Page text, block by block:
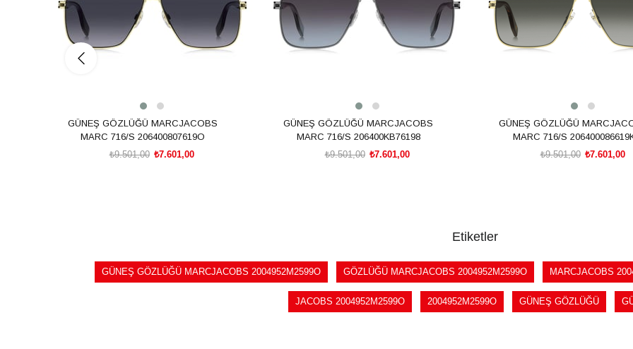
GÜNEŞ GÖZLÜĞÜ MARCJACOBS
MARC 716/S 206400807619O
₺7.601,00
₺9.501,00
GÜNEŞ GÖZLÜĞÜ MARCJACOBS
MARC 716/S 206400KB76198
₺7.601,00
₺9.501,00
GÜNEŞ GÖZLÜĞÜ
MARC 716/S
₺7.601,00
₺9.501,00
Etiketler
GÜNEŞ GÖZLÜĞÜ MARCJACOBS 2004952M2599O GÖZLÜĞÜ MARCJACOBS 2004952M2599O MARCJACOBS
JACOBS 2004952M2599O 2004952M2599O GÜNEŞ GÖZLÜĞÜ